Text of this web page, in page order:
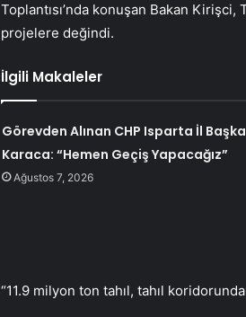
Toplantısı’nda konuşan Bakan
projelere değindi.
İlgili Makaleler
Görevden Alınan CHP Isparta İl
Karaca: “Hemen Geçiş Yapacağız”
Ağustos 7, 2026
“11.9 milyon ton tahıl, tahıl